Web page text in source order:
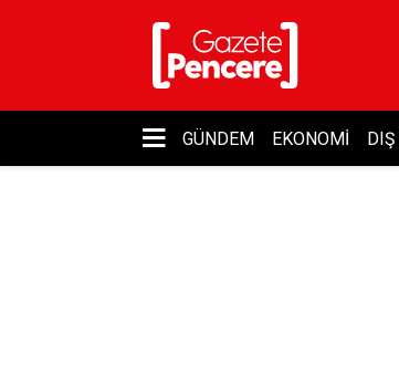
GÜNDEM EKONOMI DIŞ